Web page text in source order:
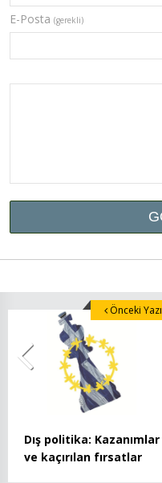
E-Posta (gerekli)
Dış politika: Kazanımlar
ve kaçırılan fırsatlar
Önceki Yazı